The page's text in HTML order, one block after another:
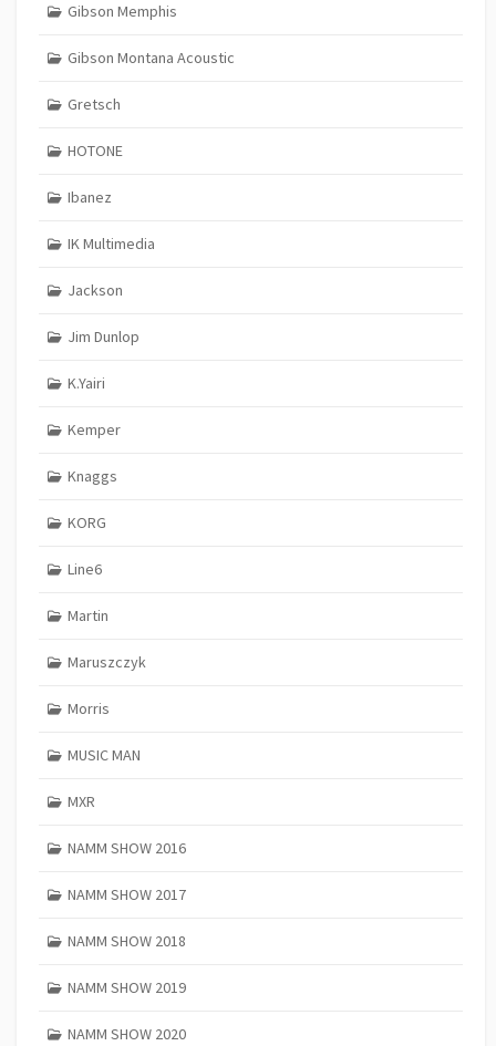
Gibson Memphis
Gibson Montana Acoustic
Gretsch
HOTONE
Ibanez
IK Multimedia
Jackson
Jim Dunlop
K.Yairi
Kemper
Knaggs
KORG
Line6
Martin
Maruszczyk
Morris
MUSIC MAN
MXR
NAMM SHOW 2016
NAMM SHOW 2017
NAMM SHOW 2018
NAMM SHOW 2019
NAMM SHOW 2020